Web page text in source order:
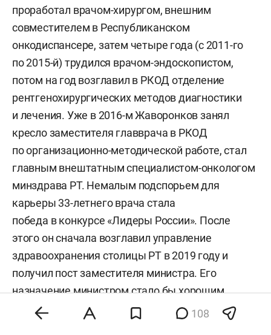
проработал врачом-хирургом, внешним
совместителем в Республиканском
онкодиспансере, затем четыре года (с 2011-го
по 2015-й) трудился врачом-эндоскопистом,
потом на год возглавил в РКОД отделение
рентгенохирургических методов диагностики
и лечения. Уже в 2016-м Жаворонков занял
кресло заместителя главврача в РКОД
по организационно-методической работе, стал
главным внештатным специалистом-онкологом
минздрава РТ. Немалым подспорьем для
карьеры 33-летнего врача стала
победа в конкурсе «Лидеры России». После
этого он сначала возглавил управление
здравоохранения столицы РТ в 2019 году и
получил пост заместителя министра. Его
назначение министром стало бы хорошим
кейсом для столь любимого Кремлем кадрового
108